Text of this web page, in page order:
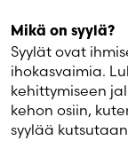
Mikä on syylä?
Syylät ovat
ihokasvaimia.
kehittymiseen
kehon osiin,
syylää